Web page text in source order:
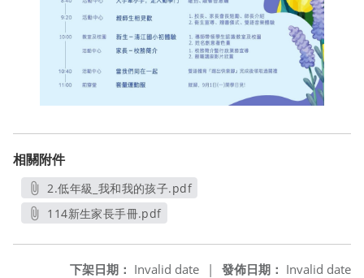
相關附件
2.低年級_我和我的孩子.pdf
另開新視窗
114新生家長手冊.pdf
發佈日期： Invalid date
下架日期： Invalid date
|